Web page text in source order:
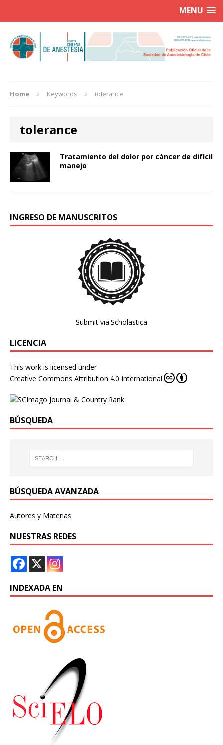
MENU
Home Keywords tolerance
tolerance
Tratamiento del dolor por cáncer de difícil
manejo
INGRESO DE MANUSCRITOS
Submit via Scholastica
LICENCIA
This work is licensed under
Creative Commons Attribution 4.0 International
BÚSQUEDA
BÚSQUEDA AVANZADA
Autores y Materias
NUESTRAS REDES
INDEXADA EN